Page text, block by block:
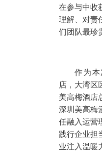
在参与中收
理解、对责
们团队最珍
作为
店，大湾区
美高梅酒店
深圳美高梅
任融入运营
践行企业担
业注入温暖